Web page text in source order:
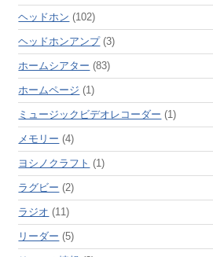
ヘッドホン (102)
ヘッドホンアンプ(3)
ホームシアター (83)
ホームページ (1)
ミュージックビデオレコーダー (1)
メモリー (4)
ヨシノクラフト (1)
ラグビー (2)
ラジオ (11)
リーダー (5)